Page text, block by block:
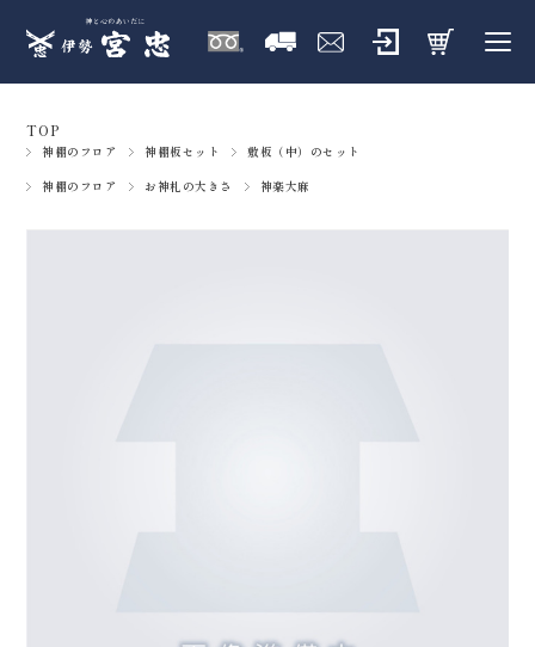
TOP
神棚のフロア 神棚板セット 敷板（中）のセット
神棚のフロア お神札の大きさ 神楽大麻